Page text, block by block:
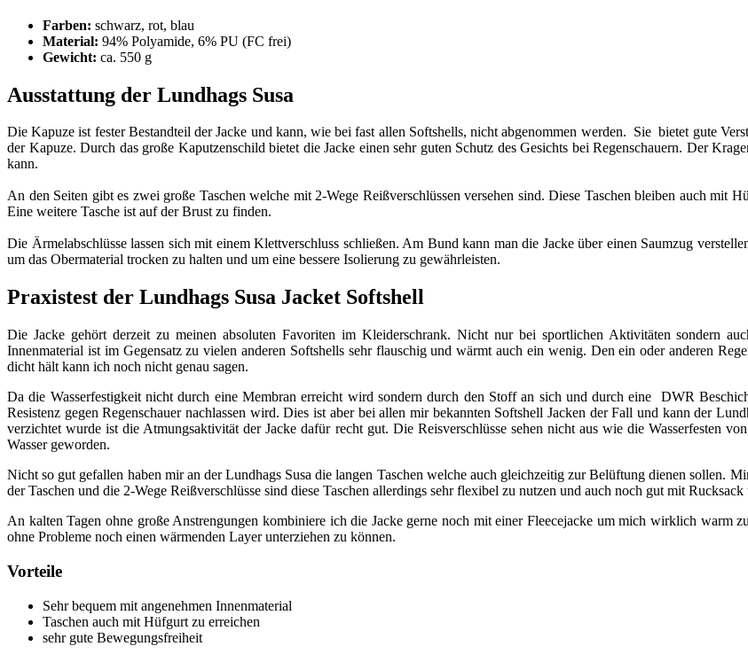
Farben: schwarz, rot, blau
Material: 94% Polyamide, 6% PU (FC frei)
Gewicht: ca. 550 g
Ausstattung der Lundhags Susa
Die Kapuze ist fester Bestandteil der Jacke und kann, wie bei fast allen Softshells, nicht abgenommen werden. Sie bietet gute
der Kapuze. Durch das große Kaputzenschild bietet die Jacke einen sehr guten Schutz des Gesichts bei Regenschauern. Der
kann.
An den Seiten gibt es zwei große Taschen welche mit 2-Wege Reißverschlüssen versehen sind. Diese Taschen bleiben auch mit
Eine weitere Tasche ist auf der Brust zu finden.
Die Ärmelabschlüsse lassen sich mit einem Klettverschluss schließen. Am Bund kann man die Jacke über einen Saumzug
um das Obermaterial trocken zu halten und um eine bessere Isolierung zu gewährleisten.
Praxistest der Lundhags Susa Jacket Softshell
Die Jacke gehört derzeit zu meinen absoluten Favoriten im Kleiderschrank. Nicht nur bei sportlichen Aktivitäten sondern
Innenmaterial ist im Gegensatz zu vielen anderen Softshells sehr flauschig und wärmt auch ein wenig. Den ein oder anderen
dicht hält kann ich noch nicht genau sagen.
Da die Wasserfestigkeit nicht durch eine Membran erreicht wird sondern durch den Stoff an sich und durch eine DWR
Resistenz gegen Regenschauer nachlassen wird. Dies ist aber bei allen mir bekannten Softshell Jacken der Fall und kann der
verzichtet wurde ist die Atmungsaktivität der Jacke dafür recht gut. Die Reisverschlüsse sehen nicht aus wie die Wasserfesten
Wasser geworden.
Nicht so gut gefallen haben mir an der Lundhags Susa die langen Taschen welche auch gleichzeitig zur Belüftung dienen sollen.
der Taschen und die 2-Wege Reißverschlüsse sind diese Taschen allerdings sehr flexibel zu nutzen und auch noch gut mit
An kalten Tagen ohne große Anstrengungen kombiniere ich die Jacke gerne noch mit einer Fleecejacke um mich wirklich warm
ohne Probleme noch einen wärmenden Layer unterziehen zu können.
Vorteile
Sehr bequem mit angenehmen Innenmaterial
Taschen auch mit Hüfgurt zu erreichen
sehr gute Bewegungsfreiheit